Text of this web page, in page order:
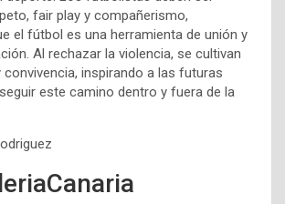
fair play y compañerismo,
el fútbol es una herramienta de unión y
Al rechazar la violencia, se cultivan
convivencia, inspirando a las futuras
este camino dentro y fuera de la